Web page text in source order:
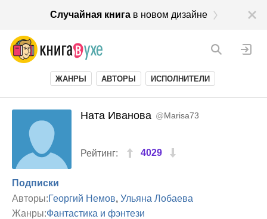
Случайная книгав новом дизайне
ЖАНРЫ АВТОРЫ ИСПОЛНИТЕЛИ
Ната Иванова @Marisa73
Рейтинг: 4029
Подписки
Авторы:Георгий Немов, Ульяна Лобаева
Жанры:Фантастика и фэнтези